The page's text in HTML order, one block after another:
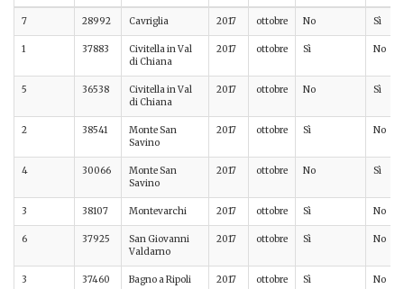
7 28992 Cavriglia 2017 ottobre No Sì
1 37883
Civitella in Val
di Chiana
2017 ottobre Sì No
5 36538
Civitella in Val
di Chiana
2017 ottobre No Sì
2 38541
Monte San
Savino
2017 ottobre Sì No
4 30066
Monte San
Savino
2017 ottobre No Sì
3 38107 Montevarchi 2017 ottobre Sì No
6 37925
San Giovanni
Valdarno
2017 ottobre Sì No
3 37460 Bagno a Ripoli 2017 ottobre Sì No